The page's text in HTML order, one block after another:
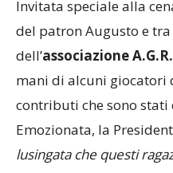
rendere grande la
Invitata speciale alla
del patron Augusto e
dell’associazione
mani di alcuni giocatori
contributi che sono
Emozionata, la